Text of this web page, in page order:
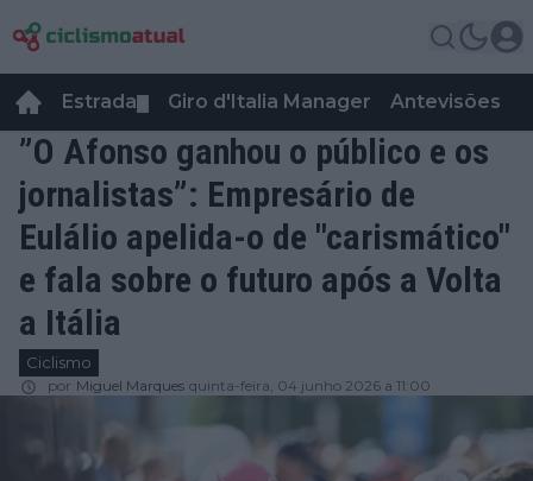
Estrada Giro d'Italia Manager Antevisões
”O Afonso ganhou o público e os
jornalistas”: Empresário de
Eulálio apelida-o de "carismático"
e fala sobre o futuro após a Volta
a Itália
Ciclismo
por Miguel Marques quinta-feira, 04 junho 2026 a 11:00